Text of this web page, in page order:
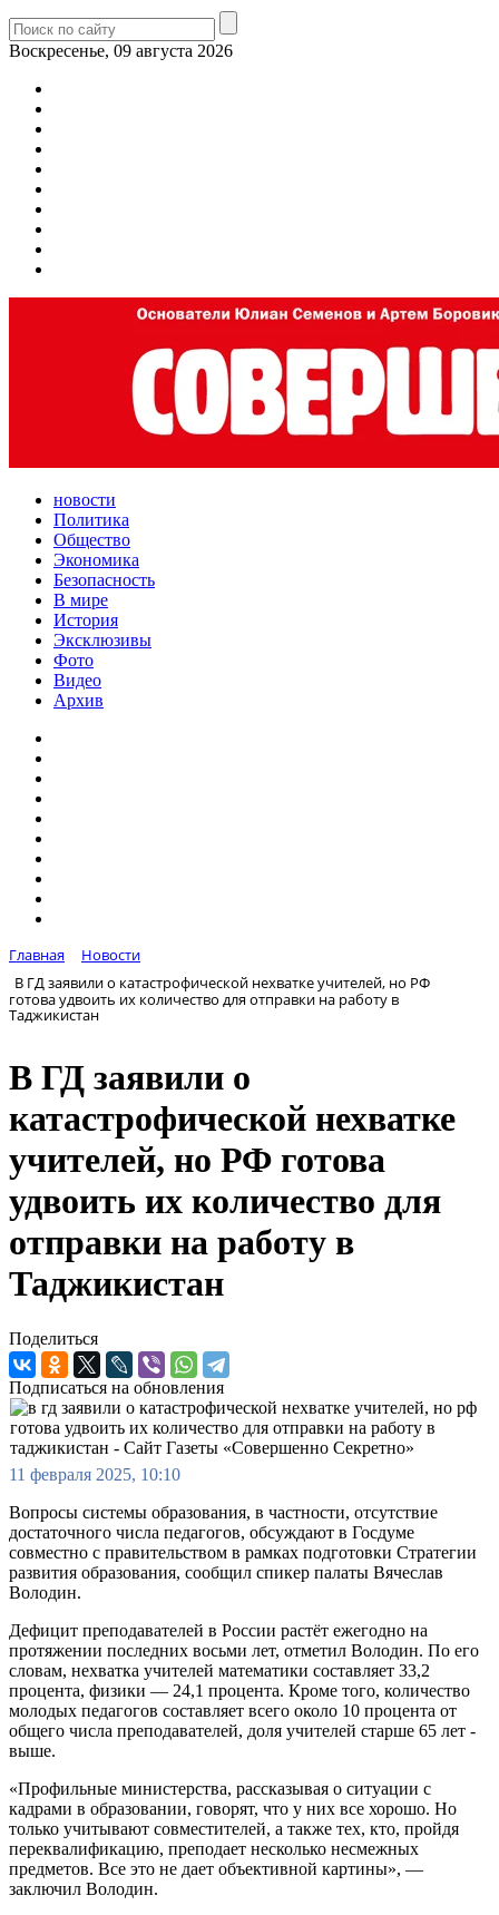
Воскресенье, 09 августа 2026
новости
Политика
Общество
Экономика
Безопасность
В мире
История
Эксклюзивы
Фото
Видео
Архив
Главная
Новости
В ГД заявили о катастрофической нехватке учителей, но РФ
готова удвоить их количество для отправки на работу в
Таджикистан
В ГД заявили о
катастрофической нехватке
учителей, но РФ готова
удвоить их количество для
отправки на работу в
Таджикистан
Поделиться
Подписаться на обновления
11 февраля 2025, 10:10
Вопросы системы образования, в частности, отсутствие
достаточного числа педагогов, обсуждают в Госдуме
совместно с правительством в рамках подготовки Стратегии
развития образования, сообщил спикер палаты Вячеслав
Володин.
Дефицит преподавателей в России растёт ежегодно на
протяжении последних восьми лет, отметил Володин. По его
словам, нехватка учителей математики составляет 33,2
процента, физики — 24,1 процента. Кроме того, количество
молодых педагогов составляет всего около 10 процента от
общего числа преподавателей, доля учителей старше 65 лет -
выше.
«Профильные министерства, рассказывая о ситуации с
кадрами в образовании, говорят, что у них все хорошо. Но
только учитывают совместителей, а также тех, кто, пройдя
переквалификацию, преподает несколько несмежных
предметов. Все это не дает объективной картины», —
заключил Володин.